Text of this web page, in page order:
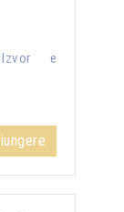
Izvor e